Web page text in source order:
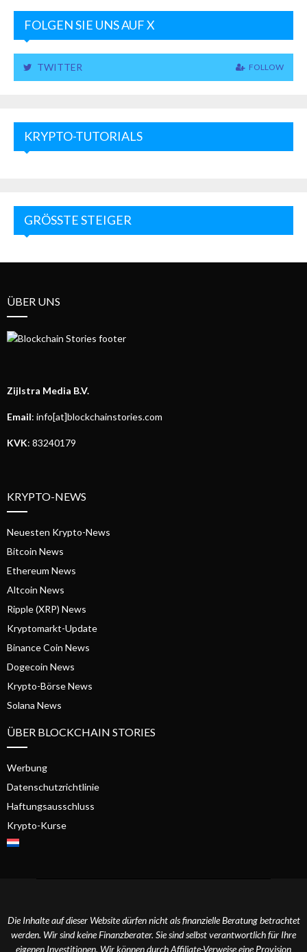
FOLGEN SIE UNS AUF X
TWITTER FOLLOW
KRYPTO-TUTORIALS
GRÖSSTE STEIGER
ÜBER UNS
Zijlstra Media B.V.
Email: info[at]blockchainstories.com
KVK: 83240179
KRYPTO-NEWS
Neuesten Krypto-News
Bitcoin News
Ethereum News
Altcoin News
Ripple (XRP) News
Kryptomarkt-Update
Binance Coin News
Dogecoin News
Krypto-Börse News
Solana News
ÜBER BLOCKCHAIN STORIES
Werbung
Datenschutzrichtlinie
Haftungsausschluss
Krypto-Kurse
Die Inhalte auf dieser Website dürfen nicht als finanzielle Beratung betrachtet
werden. Wir sind keine Finanzberater. Sie sind selbst verantwortlich für Ihre
eigenen Investitionen. Wir können durch Affiliate-Verweise eine Provision